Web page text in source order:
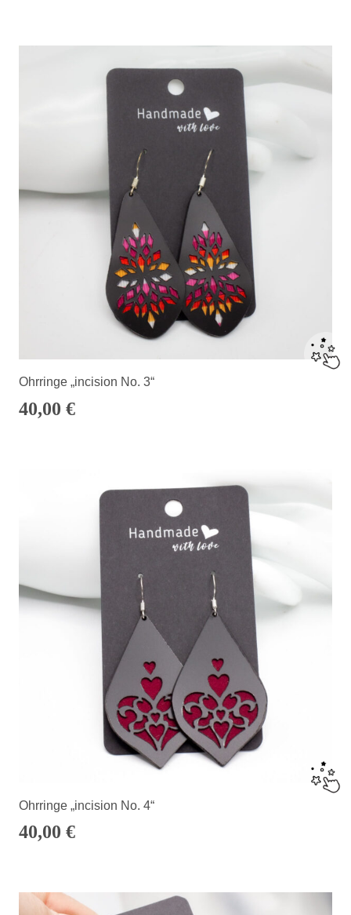
Ohrringe „incision No. 3“
40,00 €
Ohrringe „incision No. 4“
40,00 €